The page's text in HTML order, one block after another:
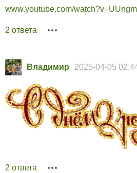
www.youtube.com/
2 ответа
Владимир 2025-04-05
2 ответа